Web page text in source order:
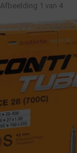
Afbeelding 1 van 4